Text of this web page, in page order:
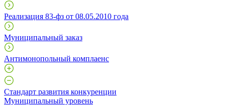
Реализация 83-фз от 08.05.2010 года
Муниципальный заказ
Антимонопольный комплаенс
Стандарт развития конкуренции
Муниципальный уровень